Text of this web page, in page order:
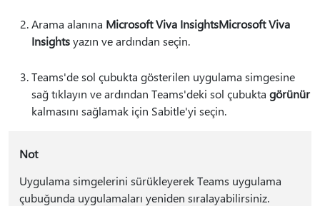
Arama alanına Microsoft Viva InsightsMicrosoft Viva
Insightsyazın ve ardından seçin.
Teams'de sol çubukta gösterilen uygulama simgesine
sağ tıklayın ve ardından Teams'deki sol çubukta görünür
kalmasını sağlamak için Sabitle'yi seçin.
Not
Uygulama simgelerini sürükleyerek Teams uygulama
çubuğunda uygulamaları yeniden sıralayabilirsiniz.